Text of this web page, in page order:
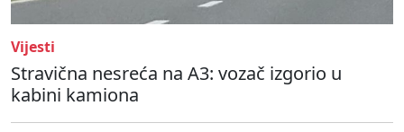
Vijesti
Stravična nesreća na A3: vozač izgorio u
kabini kamiona